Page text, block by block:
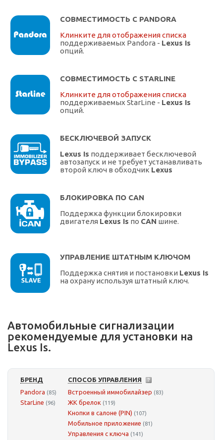
СОВМЕСТИМОСТЬ С PANDORA
Клинките для отображения списка
поддерживаемых Pandora - Lexus Is
опций.
СОВМЕСТИМОСТЬ С STARLINE
Клинките для отображения списка
поддерживаемых StarLine - Lexus Is
опций.
БЕСКЛЮЧЕВОЙ ЗАПУСК
Lexus Is поддерживает бесключевой
автозапуск и не требует устанавливать
второй ключ в обходчик Lexus
БЛОКИРОВКА ПО CAN
Поддержка функции блокировки
двигателя Lexus Is по CAN шине.
УПРАВЛЕНИЕ ШТАТНЫМ КЛЮЧОМ
Поддержка снятия и постановки Lexus Is
на охрану используя штатный ключ.
Автомобильные сигнализации
рекомендуемые для установки на
Lexus Is.
БРЕНД
Pandora (85)
StarLine (96)
СПОСОБ УПРАВЛЕНИЯ
Встроенный иммобилайзер (83)
ЖК брелок (119)
Кнопки в салоне (PIN) (107)
Мобильное приложение (81)
Управления с ключа (141)